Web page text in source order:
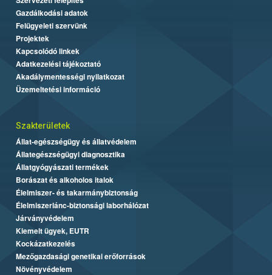
Gazdálkodási adatok
Felügyeleti szervünk
Projektek
Kapcsolódó linkek
Adatkezelési tájékoztató
Akadálymentességi nyilatkozat
Üzemeltetési információ
Szakterületek
Állat-egészségügy és állatvédelem
Állategészségügyi diagnosztika
Állatgyógyászati termékek
Borászat és alkoholos italok
Élelmiszer- és takarmánybiztonság
Élelmiszerlánc-biztonsági laborhálózat
Járványvédelem
Kiemelt ügyek, EUTR
Kockázatkezelés
Mezőgazdasági genetikai erőforrások
Növényvédelem